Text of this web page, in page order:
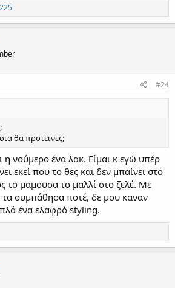
#24
θα προτεινες;
η νούμερο ένα λακ. Είμαι κ εγώ υπέρ
εκεί που το θες και δεν μπαίνει στο
το μαμουσα το μαλλί στο ζελέ. Με
συμπάθησα ποτέ, δε μου καναν
ένα ελαφρό styling.